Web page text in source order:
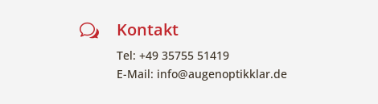
w Kontakt
Tel: +49 35755 51419
E-Mail: info@augenoptikklar.de